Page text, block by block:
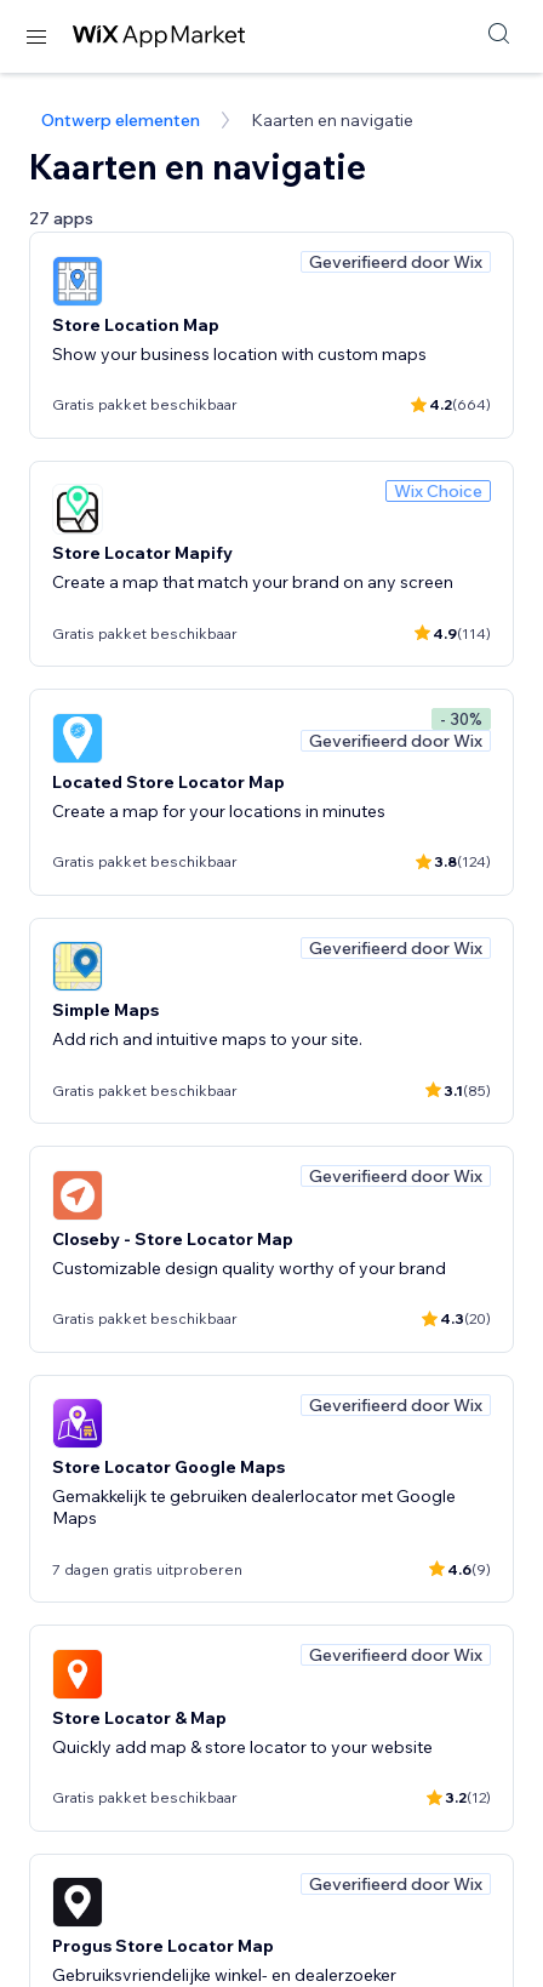
Ontwerp elementen Kaarten en navigatie
Kaarten en navigatie
27 apps
Geverifieerd door Wix
Store Location Map
Show your business location with custom maps
Gratis pakket beschikbaar 4.2(664)
Wix Choice
Store Locator Mapify
Create a map that match your brand on any screen
Gratis pakket beschikbaar 4.9(114)
- 30%
Geverifieerd door Wix
Located Store Locator Map
Create a map for your locations in minutes
Gratis pakket beschikbaar 3.8(124)
Geverifieerd door Wix
Simple Maps
Add rich and intuitive maps to your site.
Gratis pakket beschikbaar 3.1(85)
Geverifieerd door Wix
Closeby - Store Locator Map
Customizable design quality worthy of your brand
Gratis pakket beschikbaar 4.3(20)
Geverifieerd door Wix
Store Locator Google Maps
Gemakkelijk te gebruiken dealerlocator met Google
Maps
7 dagen gratis uitproberen 4.6(9)
Geverifieerd door Wix
Store Locator & Map
Quickly add map & store locator to your website
Gratis pakket beschikbaar 3.2(12)
Geverifieerd door Wix
Progus Store Locator Map
Gebruiksvriendelijke winkel- en dealerzoeker